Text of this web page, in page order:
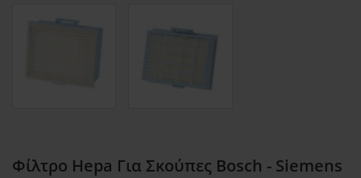
Φίλτρο Hepa Για Σκούπες Bosch - Siemens